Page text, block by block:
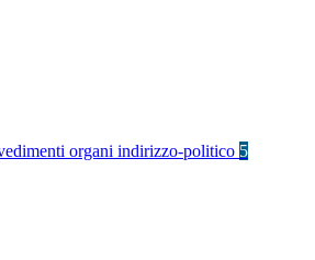
organi indirizzo-politico 5